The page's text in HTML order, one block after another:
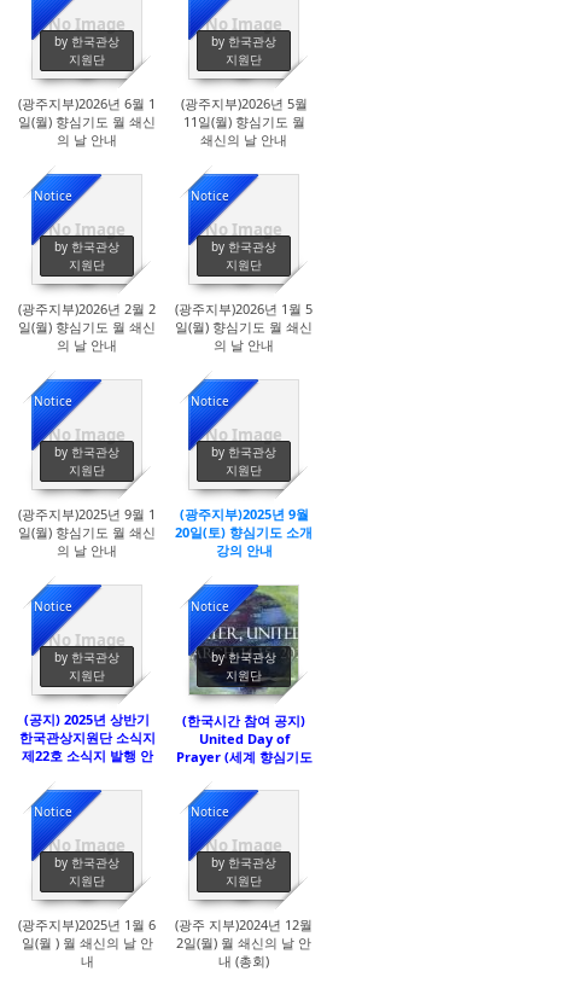
No Image
by 한국관상
지원단
1699
(광주지부)2026년 6월 1
일(월) 향심기도 월 쇄신
의 날 안내
No Image
by 한국관상
지원단
1778
(광주지부)2026년 5월
11일(월) 향심기도 월
쇄신의 날 안내
No Image
Notice
by 한국관상
지원단
1879
(광주지부)2026년 2월 2
일(월) 향심기도 월 쇄신
의 날 안내
No Image
Notice
by 한국관상
지원단
1858
(광주지부)2026년 1월 5
일(월) 향심기도 월 쇄신
의 날 안내
No Image
Notice
by 한국관상
지원단
2213
(광주지부)2025년 9월 1
일(월) 향심기도 월 쇄신
의 날 안내
No Image
Notice
by 한국관상
지원단
2249
(광주지부)2025년 9월
20일(토) 향심기도 소개
강의 안내
No Image
Notice
by 한국관상
지원단
2676
(공지) 2025년 상반기
한국관상지원단 소식지
제22호 소식지 발행 안
Notice
by 한국관상
지원단
2652
(한국시간 참여 공지)
United Day of
Prayer (세계 향심기도
월 15일(토) 오전 11시
시작 ~ 3월 16일(일) 새
벽 5시 종료
No Image
Notice
by 한국관상
지원단
2919
(광주지부)2025년 1월 6
일(월 ) 월 쇄신의 날 안
내
No Image
Notice
by 한국관상
지원단
3008
(광주 지부)2024년 12월
2일(월) 월 쇄신의 날 안
내 (총회)